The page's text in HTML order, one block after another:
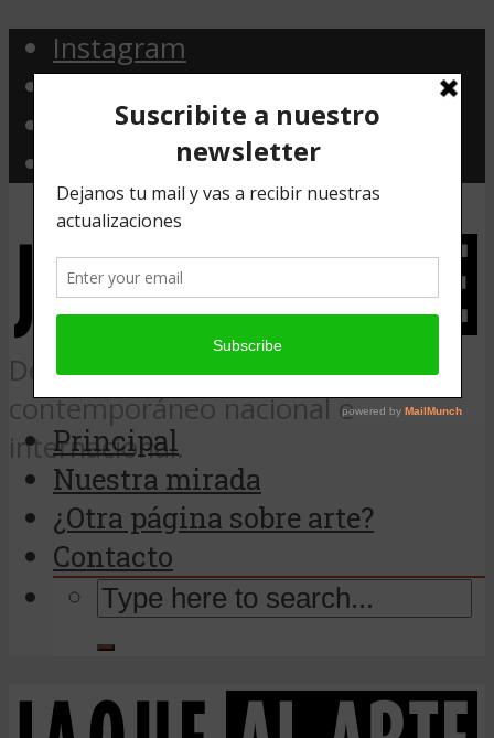
Instagram
Facebook
Twitter
Desde Argentina, noticias de arte
contemporáneo nacional e
internacional.
Principal
Nuestra mirada
¿Otra página sobre arte?
Contacto